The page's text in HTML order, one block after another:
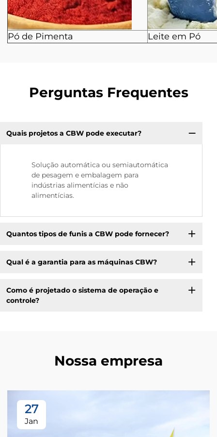
Pó de Pimenta Leite em Pó
Perguntas Frequentes
Quais projetos a CBW pode executar?
Solução automática ou semiautomática
de pesagem e embalagem para
indústrias alimentícias e não
alimentícias.
Quantos tipos de funis a CBW pode fornecer?
Qual é a garantia para as máquinas CBW?
Como é projetado o sistema de operação e
controle?
Nossa empresa
27
Jan